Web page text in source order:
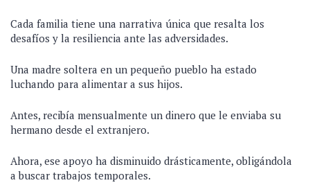
Cada familia tiene una narrativa única que resalta los
desafíos y la resiliencia ante las adversidades.
Una madre soltera en un pequeño pueblo ha estado
luchando para alimentar a sus hijos.
Antes, recibía mensualmente un dinero que le enviaba su
hermano desde el extranjero.
Ahora, ese apoyo ha disminuido drásticamente, obligándola
a buscar trabajos temporales.